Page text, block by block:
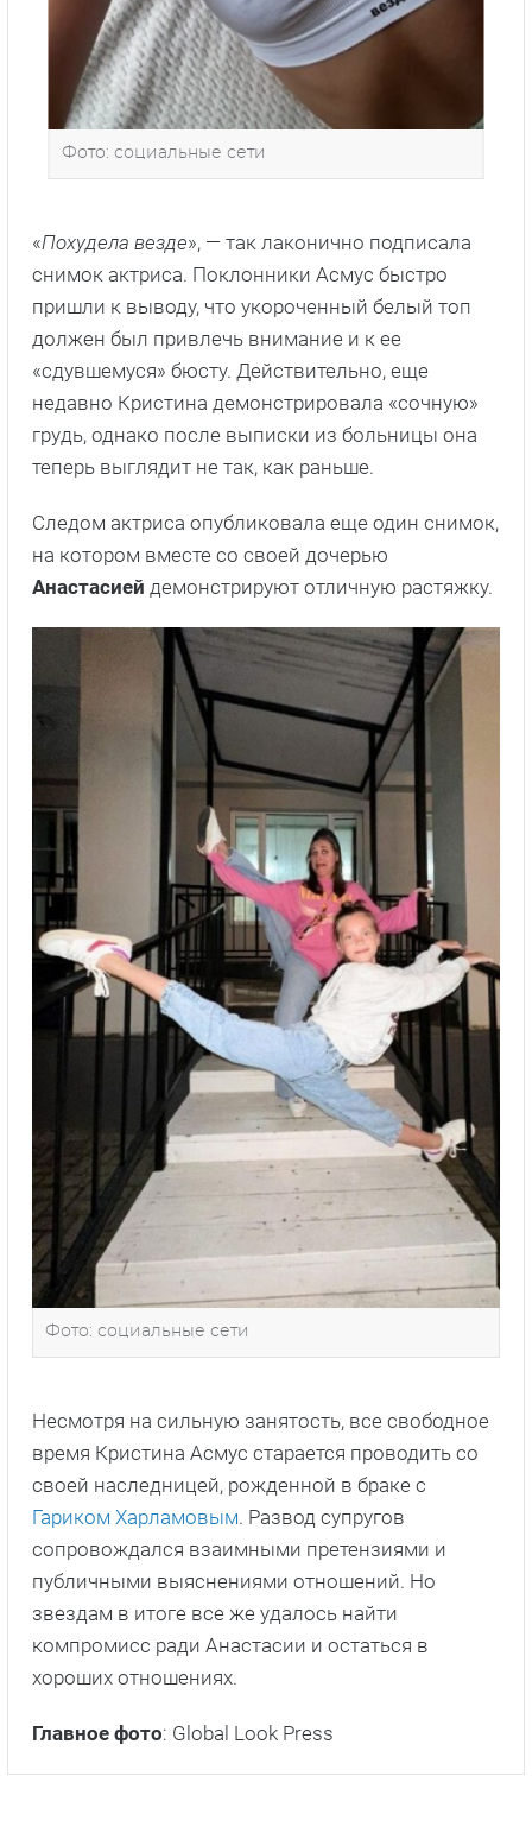
Фото: социальные сети
«Похудела везде», — так лаконично подписала
снимок актриса. Поклонники Асмус быстро
пришли к выводу, что укороченный белый топ
должен был привлечь внимание и к ее
«сдувшемуся» бюсту. Действительно, еще
недавно Кристина демонстрировала «сочную»
грудь, однако после выписки из больницы она
теперь выглядит не так, как раньше.
Следом актриса опубликовала еще один снимок,
на котором вместе со своей дочерью
Анастасией демонстрируют отличную растяжку.
Фото: социальные сети
Несмотря на сильную занятость, все свободное
время Кристина Асмус старается проводить со
своей наследницей, рожденной в браке с
Гариком Харламовым. Развод супругов
сопровождался взаимными претензиями и
публичными выяснениями отношений. Но
звездам в итоге все же удалось найти
компромисс ради Анастасии и остаться в
хороших отношениях.
Главное фото: Global Look Press